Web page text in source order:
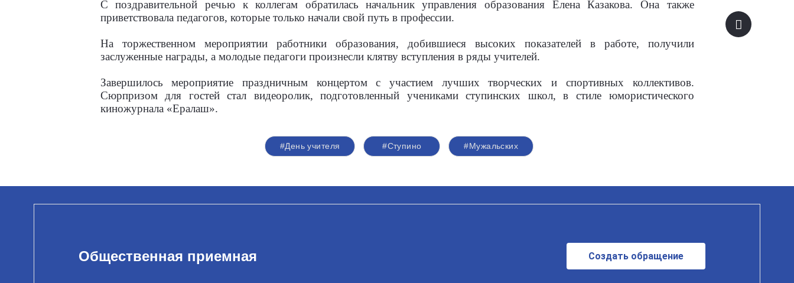
С поздравительной речью к коллегам обратилась начальник управления образования Елена Казакова. Она также
приветствовала педагогов, которые только начали свой путь в профессии.
На торжественном мероприятии работники образования, добившиеся высоких показателей в работе, получили
заслуженные награды, а молодые педагоги произнесли клятву вступления в ряды учителей.
Завершилось мероприятие праздничным концертом с участием лучших творческих и спортивных коллективов.
Сюрпризом для гостей стал видеоролик, подготовленный учениками ступинских школ, в стиле юмористического
киножурнала «Ералаш».
#День учителя #Ступино #Мужальских
Общественная приемная Создать обращение